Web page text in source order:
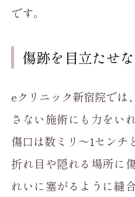
です。
傷跡を目立たせ
eクリニック新宿院では
さない施術にも力をい
傷口は数ミリ〜1センチ
折れ目や隠れる場所に
れいに塞がるように縫